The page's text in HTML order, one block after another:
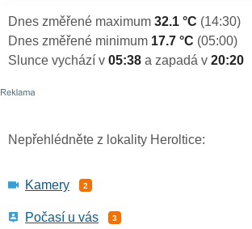
Dnes změřené maximum 32.1 °C (14:30)
Dnes změřené minimum 17.7 °C (05:00)
Slunce vychází v 05:38 a zapadá v 20:20
Nepřehlédněte z lokality Heroltice:
Kamery 2
Počasí u vás 3